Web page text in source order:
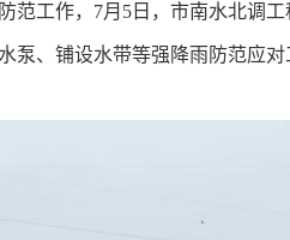
工作，7月5日，市南水北调
、铺设水带等强降雨防范应